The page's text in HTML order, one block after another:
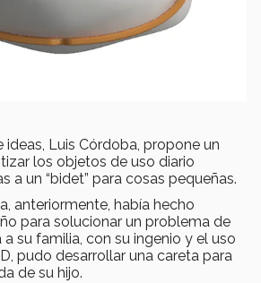
ideas, Luis Córdoba, propone un
los objetos de uso diario
a un “bidet” para cosas pequeñas.
anteriormente, había hecho
para solucionar un problema de
su familia, con su ingenio y el uso
pudo desarrollar una careta para
de su hijo.